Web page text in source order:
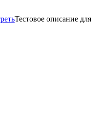
Тестовое описание для